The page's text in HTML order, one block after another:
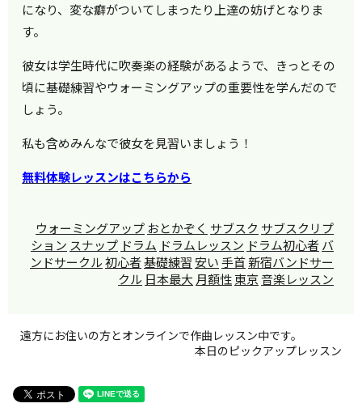
になり、変な癖がついてしまったり上達の妨げとなりま
す。
彼女は学生時代に吹奏楽の経験があるようで、きっとその
頃に基礎練習やウォーミングアップの重要性を学んだので
しょう。
私も含めみんなで彼女を見習いましょう！
無料体験レッスンはこちらから
ウォーミングアップ おとかぞく サブスク サブスクリプ
ション スナップ ドラム ドラムレッスン ドラム初心者バ
ンドサークル初心者基礎練習安い手首新宿バンドサー
クル 日本最大 月額性東京音楽レッスン
遠方にお住いの方とオンラインで作曲レッスン中です。
本日のピックアップレッスン